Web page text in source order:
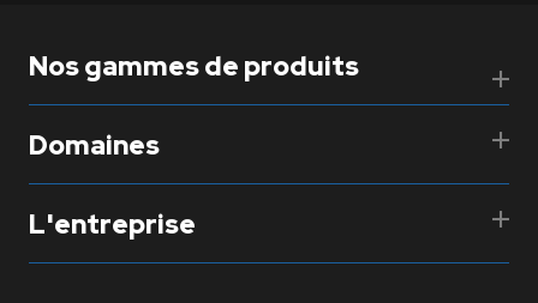
Nos gammes de produits
Domaines
L'entreprise